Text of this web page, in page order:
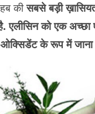
कीसबसे बड़ी
एलीसिन को एक अच्छा
के रूप में जाना